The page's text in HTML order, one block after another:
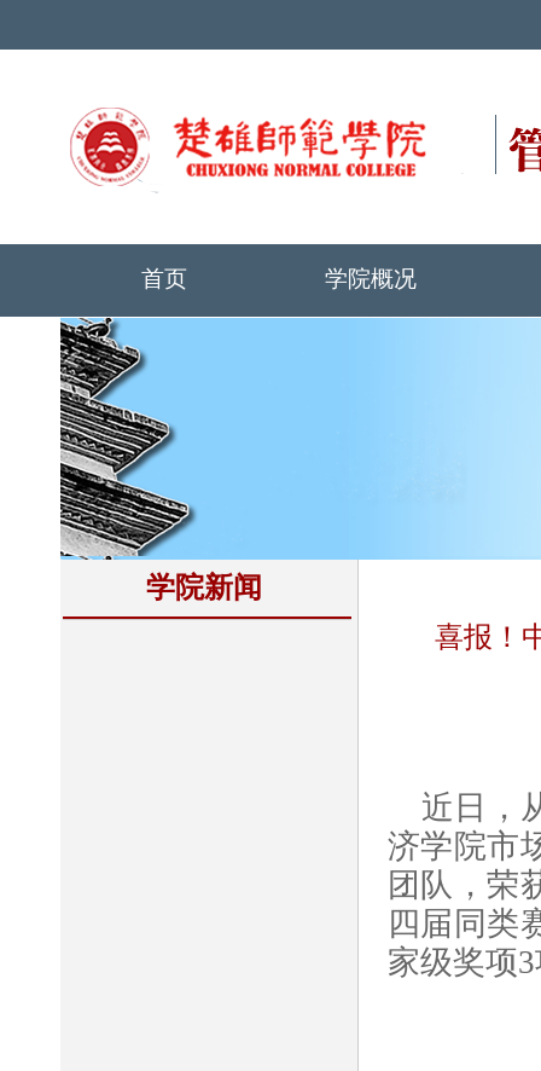
首页 学院概况
学院新闻
喜报！
近日，
济学院市
团队，荣
四届同类
家级奖项